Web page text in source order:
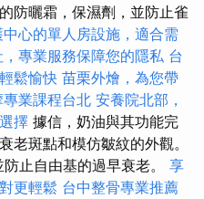
防曬霜，保濕劑，並防止雀
中心的單人房設施，適合需
專業服務保障您的隱私 台
鬆愉快 苗栗外燴，為您帶
業課程台北 安養院北部，
擇 據信，奶油與其功能完
老斑點和模仿皺紋的外觀。
止自由基的過早衰老。 享
更輕鬆 台中整骨專業推薦